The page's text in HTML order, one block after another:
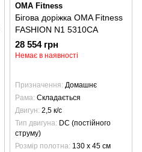
OMA Fitness
Бігова доріжка OMA Fitness
FASHION N1 5310CA
28 554 грн
Немає в наявності
Призначення Домашнє
Рама Складається
Двигун 2,5 к/с
Тип двигуна DC (постійного
струму)
Розмір полотна 130 х 45 см